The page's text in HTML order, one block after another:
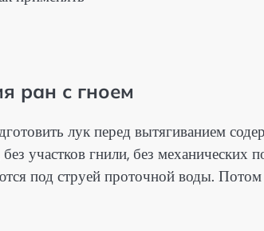
ран с гноем
лук перед вытягиванием
участков гнили, без механических
под струей проточной воды.